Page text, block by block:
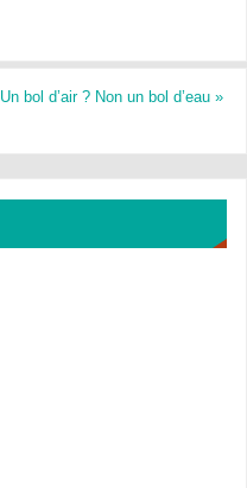
Un bol d’air ? Non un bol d’eau»